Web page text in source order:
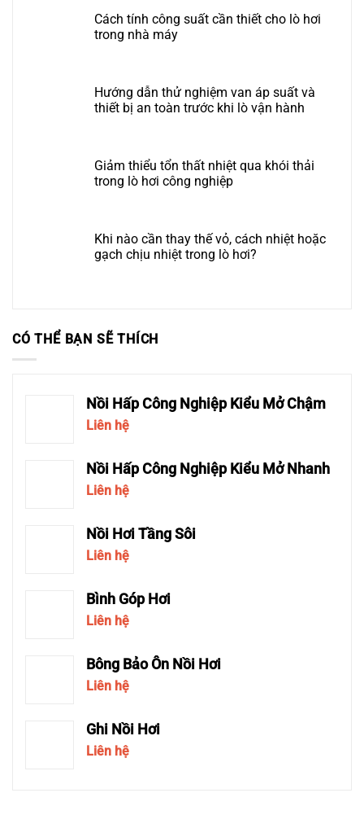
Cách tính công suất cần thiết cho lò hơi
trong nhà máy
Hướng dẫn thử nghiệm van áp suất và
thiết bị an toàn trước khi lò vận hành
Giảm thiểu tổn thất nhiệt qua khói thải
trong lò hơi công nghiệp
Khi nào cần thay thế vỏ, cách nhiệt hoặc
gạch chịu nhiệt trong lò hơi?
CÓ THỂ BẠN SẼ THÍCH
Nồi Hấp Công Nghiệp Kiểu Mở Chậm
Liên hệ
Nồi Hấp Công Nghiệp Kiểu Mở Nhanh
Liên hệ
Nồi Hơi Tầng Sôi
Liên hệ
Bình Góp Hơi
Liên hệ
Bông Bảo Ôn Nồi Hơi
Liên hệ
Ghi Nồi Hơi
Liên hệ